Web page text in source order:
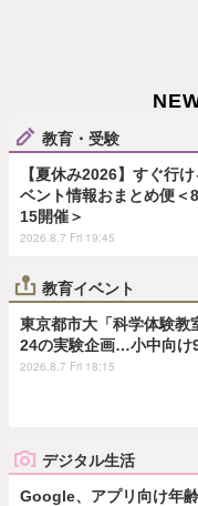
教育・受験
【夏休み2026】すぐ行け
ベント情報おまとめ便＜
15開催＞
2026.8.7 Fri 19:45
教育イベント
東京都市大「科学体験教
24の実験企画…小中向け
2026.8.7 Fri 18:15
デジタル生活
Google、アプリ向け年